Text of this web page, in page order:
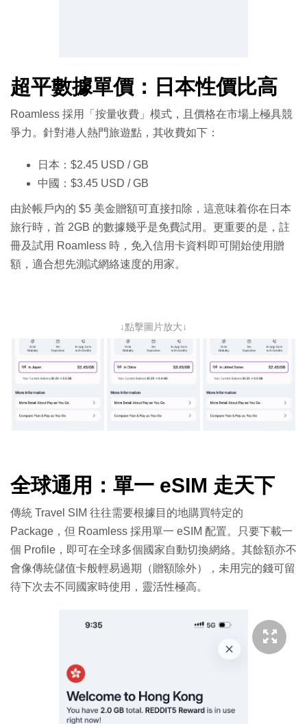
超平數據單價：日本性價比高
Roamless 採用「按量收費」模式，且價格在市場上極具競
爭力。針對港人熱門旅遊點，其收費如下：
日本：$2.45 USD / GB
中國：$3.45 USD / GB
由於帳戶內的 $5 美金贈額可直接扣除，這意味着你在日本
旅行時，首 2GB 的數據幾乎是免費試用。更重要的是，註
冊及試用 Roamless 時，免入信用卡資料即可開始使用贈
額，適合想先測試網絡速度的用家。
↓點擊圖片放大↓
全球通用：單一 eSIM 走天下
傳統 Travel SIM 往往需要根據目的地購買特定的
Package，但 Roamless 採用單一 eSIM 配置。只要下載一
個 Profile，即可在全球多個國家自動切換網絡。其餘額亦不
會像傳統儲值卡般輕易過期（贈額除外），未用完的錢可留
待下次去不同國家時使用，靈活性極高。